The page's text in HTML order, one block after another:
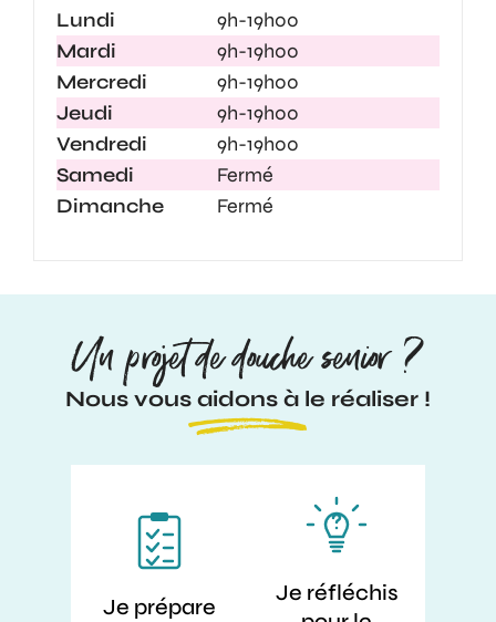
Lundi
9h-19h00
Mardi
9h-19h00
Mercredi
9h-19h00
Jeudi
9h-19h00
Vendredi
9h-19h00
Samedi
Fermé
Dimanche
Fermé
Un projet de douche senior ?
Nous vous aidons à le réaliser !
Je prépare
Je réfléchis